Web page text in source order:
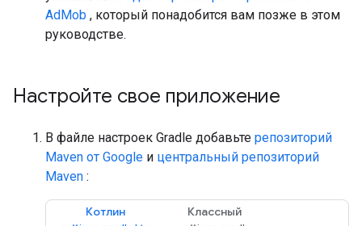
AdMob , который понадобится вам позже в этом
руководстве.
Настройте свое приложение
В файле настроек Gradle добавьте репозиторий
Maven от Google и центральный репозиторий
Maven :
Котлин Классный